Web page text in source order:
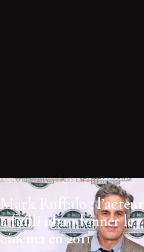
ACCUEIL DIVERTISSEMENT
Mark Ruffalo : l’acteur
a failli abandonner le
cinéma en 2011